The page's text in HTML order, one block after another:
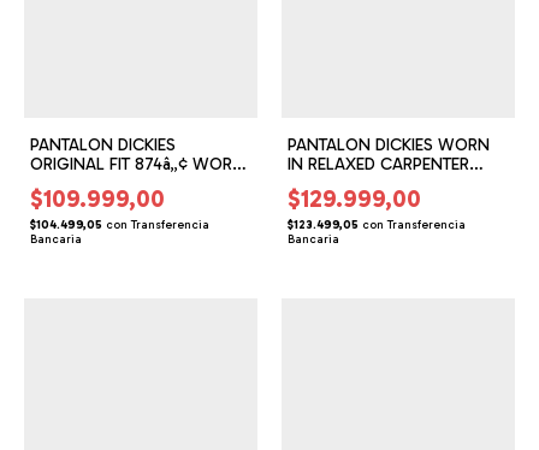
PANTALON DICKIES
ORIGINAL FIT 874â„¢ WORK
PANT (DS162202)
$109.999,00
$104.499,05 con Transferencia
Bancaria
PANTALON DICKIES WORN
IN RELAXED CARPENTER
DUCK PANT (DS162203)
$129.999,00
$123.499,05 con Transferencia
Bancaria